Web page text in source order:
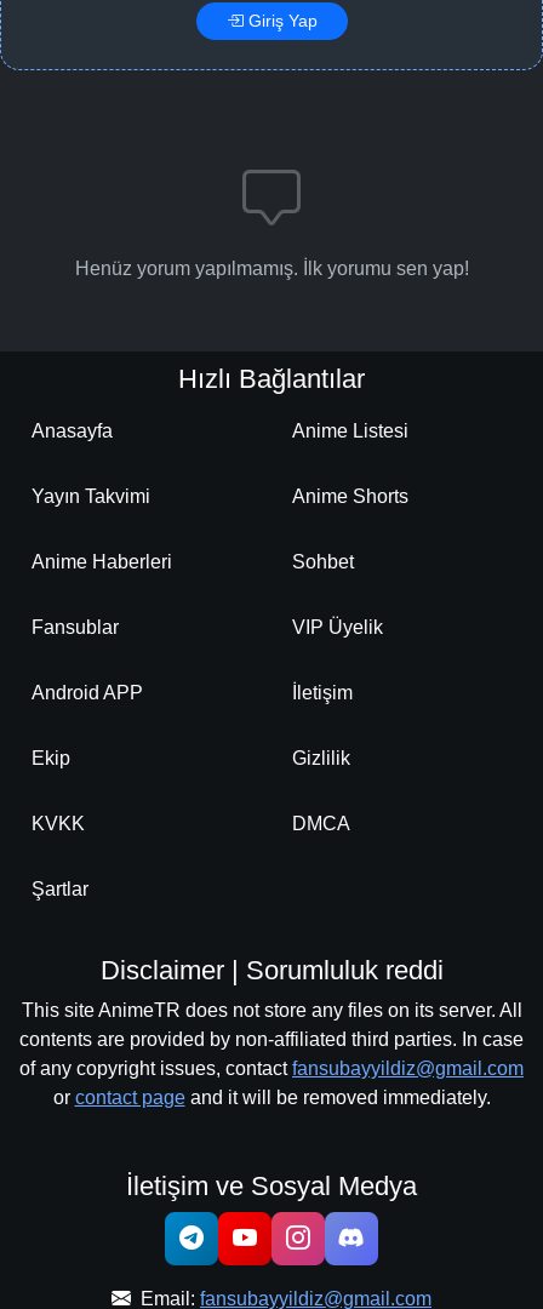
Giriş Yap
Henüz yorum yapılmamış. İlk yorumu sen yap!
Hızlı Bağlantılar
Anasayfa Anime Listesi
Yayın Takvimi Anime Shorts
Anime Haberleri Sohbet
Fansublar VIP Üyelik
Android APP İletişim
Ekip Gizlilik
KVKK DMCA
Şartlar
Disclaimer | Sorumluluk reddi
This site AnimeTR does not store any files on its server. All
contents are provided by non-affiliated third parties. In case
of any copyright issues, contactfansubayyildiz@gmail.com
or contact pageand it will be removed immediately.
İletişim ve Sosyal Medya
Email: fansubayyildiz@gmail.com